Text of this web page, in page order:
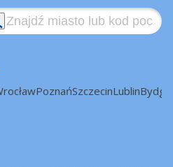
PoznańSzczecinLublin